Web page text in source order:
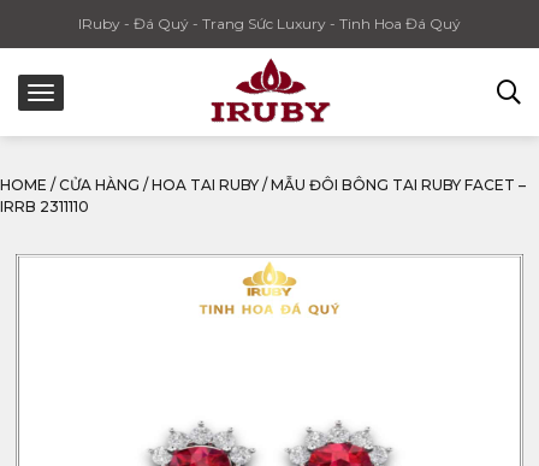
IRuby - Đá Quý - Trang Sức Luxury - Tinh Hoa Đá Quý
HOME / CỬA HÀNG / HOA TAI RUBY / MẪU ĐÔI BÔNG TAI RUBY FACET –
IRRB 2311110